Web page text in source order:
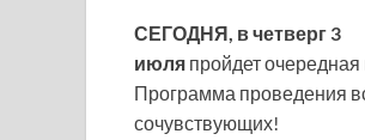
СЕГОДНЯ, в четверг 3
июля пройдет
Программа проведения
сочувствующих!